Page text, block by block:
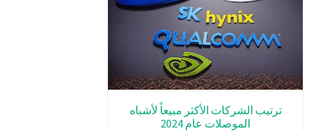
ترتيب الشركات الأكثر مبيعاً لأشباه
الموصلات عام 2024